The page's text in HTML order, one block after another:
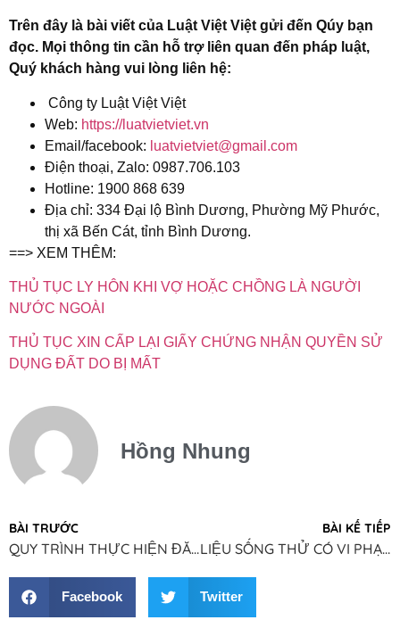
Trên đây là bài viết của Luật Việt Việt gửi đến Qúy bạn
đọc. Mọi thông tin cần hỗ trợ liên quan đến pháp luật,
Quý khách hàng vui lòng liên hệ:
Công ty Luật Việt Việt
Web: https://luatvietviet.vn
Email/facebook: luatvietviet@gmail.com
Điện thoại, Zalo: 0987.706.103
Hotline: 1900 868 639
Địa chỉ: 334 Đại lộ Bình Dương, Phường Mỹ Phước,
thị xã Bến Cát, tỉnh Bình Dương.
==> XEM THÊM:
THỦ TỤC LY HÔN KHI VỢ HOẶC CHỒNG LÀ NGƯỜI
NƯỚC NGOÀI
THỦ TỤC XIN CẤP LẠI GIẤY CHỨNG NHẬN QUYỀN SỬ
DỤNG ĐẤT DO BỊ MẤT
Hồng Nhung
BÀI TRƯỚC
QUY TRÌNH THỰC HIỆN ĐĂNG KÝ GIÁM HỘ
BÀI KẾ TIẾP
LIỆU SỐNG THỬ CÓ VI PHẠM PHÁP LUẬT KHÔNG?
Facebook Twitter